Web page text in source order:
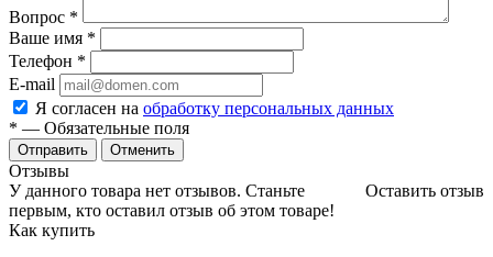
Вопрос *
Ваше имя *
Телефон *
E-mail
Я согласен на обработку персональных данных
* — Обязательные поля
Отменить
Отзывы
Оставить отзыв
У данного товара нет отзывов. Станьте
первым, кто оставил отзыв об этом товаре!
Как купить